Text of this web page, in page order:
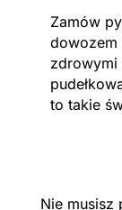
Zamów
dowozem
zdrowymi
to takie
Nie musisz